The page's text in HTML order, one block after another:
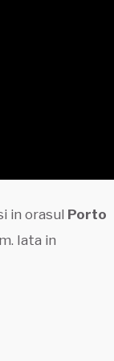
in orasul Porto
Iata in